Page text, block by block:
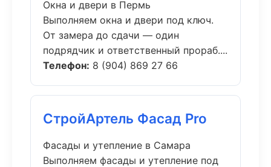
Окна и двери в Пермь
Выполняем окна и двери под ключ.
От замера до сдачи — один
подрядчик и ответственный прораб....
Телефон: 8 (904) 869 27 66
СтройАртель Фасад Pro
Фасады и утепление в Самара
Выполняем фасады и утепление под